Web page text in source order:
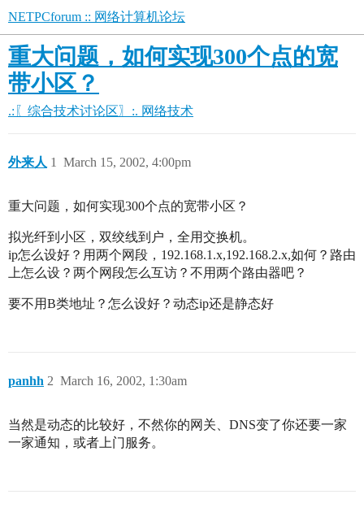
NETPCforum :: 网络计算机论坛
重大问题，如何实现300个点的宽
带小区？
.:〖综合技术讨论区〗:. 网络技术
外来人 March 15, 2002, 4:00pm
1
重大问题，如何实现300个点的宽带小区？
拟光纤到小区，双绞线到户，全用交换机。
ip怎么设好？用两个网段，192.168.1.x,192.168.2.x,如何？路由
上怎么设？两个网段怎么互访？不用两个路由器吧？
要不用B类地址？怎么设好？动态ip还是静态好
panhh March 16, 2002, 1:30am
2
当然是动态的比较好，不然你的网关、DNS变了你还要一家
一家通知，或者上门服务。